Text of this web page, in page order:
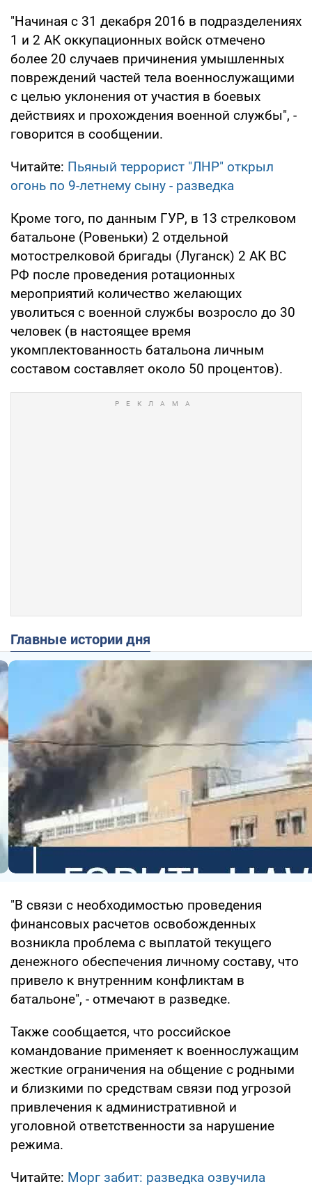
"Начиная с 31 декабря 2016 в подразделениях
1 и 2 АК оккупационных войск отмечено
более 20 случаев причинения умышленных
повреждений частей тела военнослужащими
с целью уклонения от участия в боевых
действиях и прохождения военной службы", -
говорится в сообщении.
Читайте: Пьяный террорист "ЛНР" открыл
огонь по 9-летнему сыну - разведка
Кроме того, по данным ГУР, в 13 стрелковом
батальоне (Ровеньки) 2 отдельной
мотострелковой бригады (Луганск) 2 АК ВС
РФ после проведения ротационных
мероприятий количество желающих
уволиться с военной службы возросло до 30
человек (в настоящее время
укомплектованность батальона личным
составом составляет около 50 процентов).
Главные истории дня
"В связи с необходимостью проведения
финансовых расчетов освобожденных
возникла проблема с выплатой текущего
денежного обеспечения личному составу, что
привело к внутренним конфликтам в
батальоне", - отмечают в разведке.
Также сообщается, что российское
командование применяет к военнослужащим
жесткие ограничения на общение с родными
и близкими по средствам связи под угрозой
привлечения к административной и
уголовной ответственности за нарушение
режима.
Читайте: Морг забит: разведка озвучила